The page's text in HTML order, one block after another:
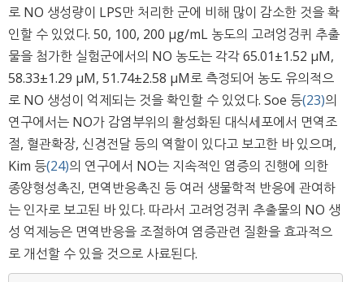
로 NO 생성량이 LPS만 처리한 군에 비해 많이 감소한 것을 확
인할 수 있었다. 50, 100, 200 μg/mL 농도의 고려엉겅퀴 추출
물을 첨가한 실험군에서의 NO 농도는 각각 65.01±1.52 μM,
58.33±1.29 μM, 51.74±2.58 μM로 측정되어 농도 유의적으
로 NO 생성이 억제되는 것을 확인할 수 있었다. Soe 등(23)의
연구에서는 NO가 감염부위의 활성화된 대식세포에서 면역조
절, 혈관확장, 신경전달 등의 역할이 있다고 보고한 바 있으며,
Kim 등(24)의 연구에서 NO는 지속적인 염증의 진행에 의한
종양형성촉진, 면역반응촉진 등 여러 생물학적 반응에 관여하
는 인자로 보고된 바 있다. 따라서 고려엉겅퀴 추출물의 NO 생
성 억제능은 면역반응을 조절하여 염증관련 질환을 효과적으
로 개선할 수 있을 것으로 사료된다.